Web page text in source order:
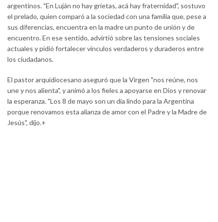
argentinos. "En Luján no hay grietas, acá hay fraternidad", sostuvo
el prelado, quien comparó a la sociedad con una familia que, pese a
sus diferencias, encuentra en la madre un punto de unión y de
encuentro. En ese sentido, advirtió sobre las tensiones sociales
actuales y pidió fortalecer vínculos verdaderos y duraderos entre
los ciudadanos.
El pastor arquidiocesano aseguró que la Virgen "nos reúne, nos
une y nos alienta", y animó a los fieles a apoyarse en Dios y renovar
la esperanza. "Los 8 de mayo son un día lindo para la Argentina
porque renovamos esta alianza de amor con el Padre y la Madre de
Jesús", dijo.+